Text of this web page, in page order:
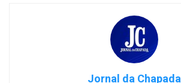
Jornal da Chapada